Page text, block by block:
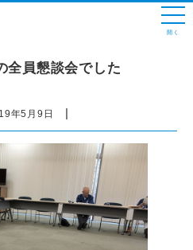
全員懇談会でした
年5月9日 |